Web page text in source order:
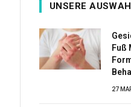
UNSERE
Fuß
27